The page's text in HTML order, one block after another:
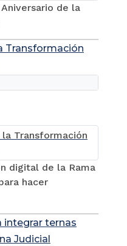
de la
Transformación
digital de la Rama
hacer
integrar ternas
Judicial